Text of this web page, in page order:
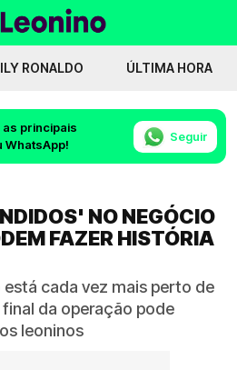
RONALDO ÚLTIMA HORA
as principais
WhatsApp!
Seguir
NO NEGÓCIO
FAZER HISTÓRIA
cada vez mais perto de
da operação pode
leoninos